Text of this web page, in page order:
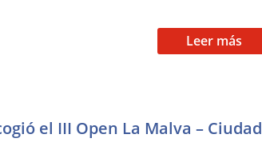
Leer más
el III Open La Malva – Ciudad